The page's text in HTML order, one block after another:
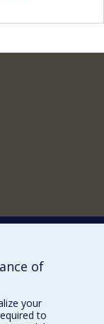
of
your
to